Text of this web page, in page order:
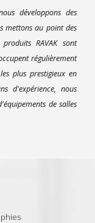
développons des
mettons au point des
RAVAK sont
régulièrement
plus prestigieux en
d'expérience, nous
de salles